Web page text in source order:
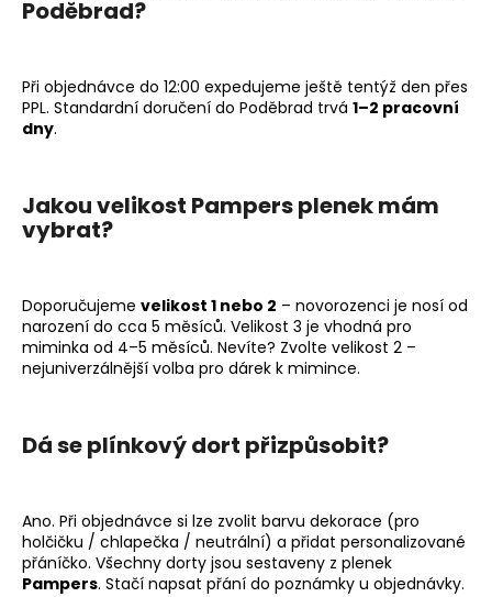
Poděbrad?
Při objednávce do 12:00 expedujeme ještě tentýž den přes
PPL. Standardní doručení do Poděbrad trvá 1–2 pracovní
dny.
Jakou velikost Pampers plenek mám
vybrat?
Doporučujeme velikost 1 nebo 2 – novorozenci je nosí od
narození do cca 5 měsíců. Velikost 3 je vhodná pro
miminka od 4–5 měsíců. Nevíte? Zvolte velikost 2 –
nejuniverzálnější volba pro dárek k mimince.
Dá se plínkový dort přizpůsobit?
Ano. Při objednávce si lze zvolit barvu dekorace (pro
holčičku / chlapečka / neutrální) a přidat personalizované
přáníčko. Všechny dorty jsou sestaveny z plenek
Pampers. Stačí napsat přání do poznámky u objednávky.